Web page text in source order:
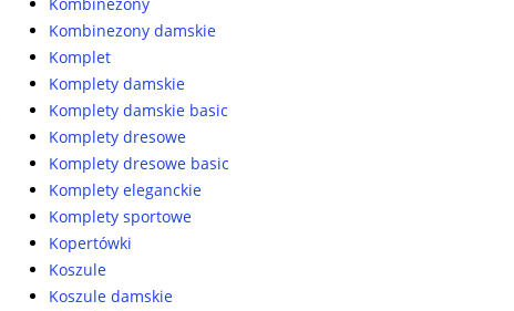
Kombinezony damskie
Komplet
Komplety damskie
Komplety damskie basic
Komplety dresowe
Komplety dresowe basic
Komplety eleganckie
Komplety sportowe
Kopertówki
Koszule
Koszule damskie